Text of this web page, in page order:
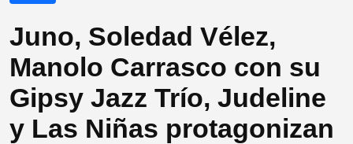
Juno, Soledad Vélez,
Manolo Carrasco con su
Gipsy Jazz Trío, Judeline
y Las Niñas protagonizan